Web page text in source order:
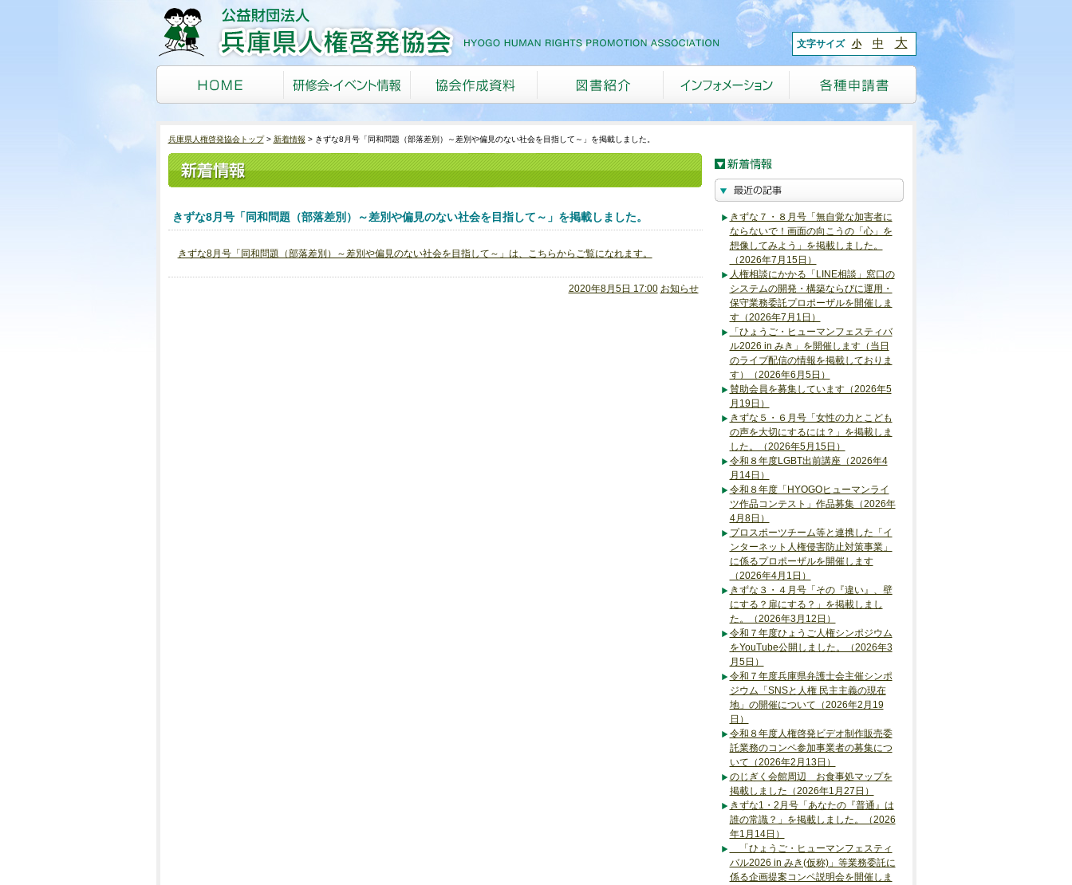
文字サイズ 小 中 大
兵庫県人権啓発協会トップ 新着情報 きずな8月号「同和問題（部落差別）～差別や偏見のない社会を目指して～」を掲載しました。
きずな8月号「同和問題（部落差別）～差別や偏見のない社会を目指して～」を掲載しました。
きずな8月号「同和問題（部落差別）～差別や偏見のない社会を目指して～」は、こちらからご覧になれます。
2020年8月5日 17:00 お知らせ
きずな７・８月号「無自覚な加害者に
ならないで！画面の向こうの「心」を
想像してみよう」を掲載しました。
（2026年7月15日）
人権相談にかかる「LINE相談」窓口の
システムの開発・構築ならびに運用・
保守業務委託プロポーザルを開催しま
す（2026年7月1日）
「ひょうご・ヒューマンフェスティバ
ル2026 in みき」を開催します（当日
のライブ配信の情報を掲載しておりま
す）（2026年6月5日）
賛助会員を募集しています（2026年5
月19日）
きずな５・６月号「女性の力とこども
の声を大切にするには？」を掲載しま
した。（2026年5月15日）
令和８年度LGBT出前講座（2026年4
月14日）
令和８年度「HYOGOヒューマンライ
ツ作品コンテスト」作品募集（2026年
4月8日）
プロスポーツチーム等と連携した「イ
ンターネット人権侵害防止対策事業」
に係るプロポーザルを開催します
（2026年4月1日）
きずな３・４月号「その『違い』、壁
にする？扉にする？」を掲載しまし
た。（2026年3月12日）
令和７年度ひょうご人権シンポジウム
をYouTube公開しました。（2026年3
月5日）
令和７年度兵庫県弁護士会主催シンポ
ジウム「SNSと人権 民主主義の現在
地」の開催について（2026年2月19
日）
令和８年度人権啓発ビデオ制作販売委
託業務のコンペ参加事業者の募集につ
いて（2026年2月13日）
のじぎく会館周辺 お食事処マップを
掲載しました（2026年1月27日）
きずな1・2月号「あなたの『普通』は
誰の常識？」を掲載しました。（2026
年1月14日）
「ひょうご・ヒューマンフェスティ
バル2026 in みき(仮称)」等業務委託に
係る企画提案コンペ説明会を開催しま